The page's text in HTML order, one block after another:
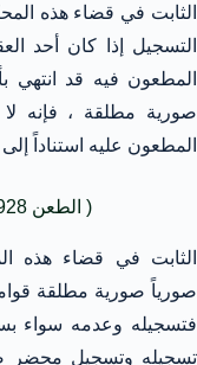
الثابت في قضاء هذه
التسجيل إذا كان أحد
المطعون فيه قد
صورية مطلقة ، فإنه
المطعون عليه استناداً
( الطعن 928 لسنة 70 ق جلسة 3/1/2000)
الثابت في قضاء هذه
صورياً صورية مطلقة
فتسجيله وعدمه سواء
تسجيله وتسجيل محضر